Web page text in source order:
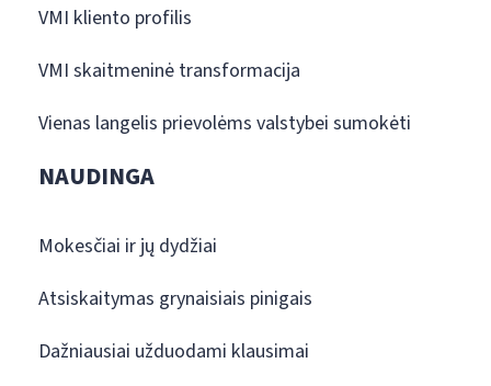
VMI kliento profilis
VMI skaitmeninė transformacija
Vienas langelis prievolėms valstybei sumokėti
NAUDINGA
Mokesčiai ir jų dydžiai
Atsiskaitymas grynaisiais pinigais
Dažniausiai užduodami klausimai